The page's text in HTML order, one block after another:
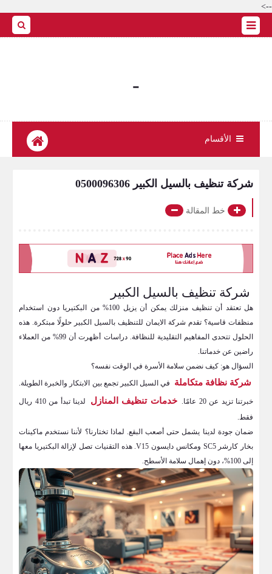
-->
-
الأقسام
شركة تنظيف بالسيل الكبير 0500096306
خط المقالة
شركة تنظيف بالسيل الكبير
هل تعتقد أن تنظيف منزلك يمكن أن يزيل 100% من البكتيريا دون استخدام
منظفات قاسية؟ تقدم شركة الايمان للتنظيف بالسيل الكبير حلولًا مبتكرة. هذه
الحلول تتحدى المفاهيم التقليدية للنظافة. دراسات أظهرت أن 99% من العملاء
راضين عن خدماتنا.
السؤال هو: كيف نضمن سلامة الأسرة في الوقت نفسه؟
شركة نظافة متكاملة في السيل الكبير تجمع بين الابتكار والخبرة الطويلة.
خبرتنا تزيد عن 20 عامًا. خدمات تنظيف المنازل
لدينا تبدأ من 410 ريال
فقط.
ضمان جودة لدينا يشمل حتى أصعب البقع. لماذا تختارنا؟ لأننا نستخدم ماكينات
بخار كارشر SC5 ومكانس دايسون V15. هذه التقنيات تصل لإزالة البكتيريا معها
إلى 100%، دون إهمال سلامة الأسطح.